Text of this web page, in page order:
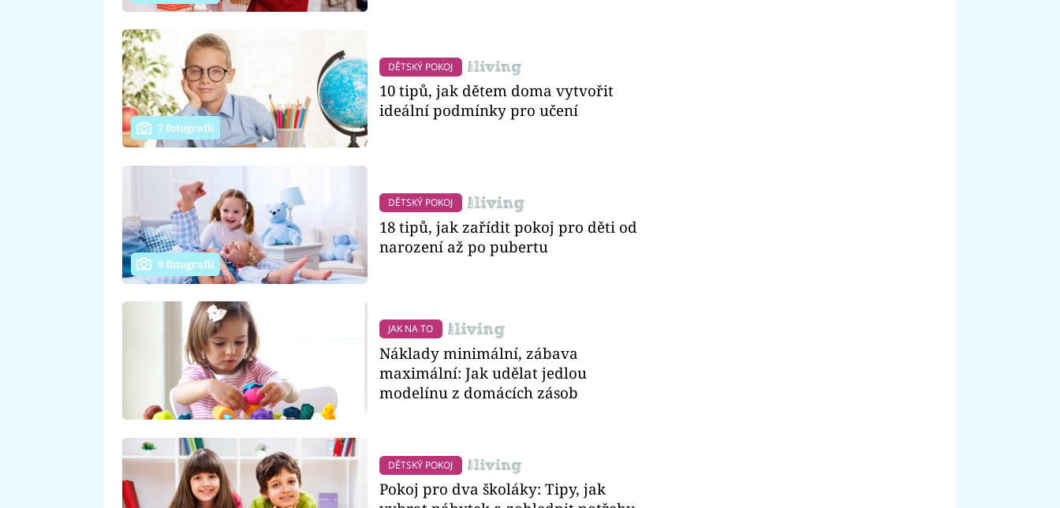
7 fotografií
DĚTSKÝ POKOJ
10 tipů, jak dětem doma vytvořit
ideální podmínky pro učení
9 fotografií
DĚTSKÝ POKOJ
18 tipů, jak zařídit pokoj pro děti od
narození až po pubertu
JAK NA TO
Náklady minimální, zábava
maximální: Jak udělat jedlou
modelínu z domácích zásob
DĚTSKÝ POKOJ
Pokoj pro dva školáky: Tipy, jak